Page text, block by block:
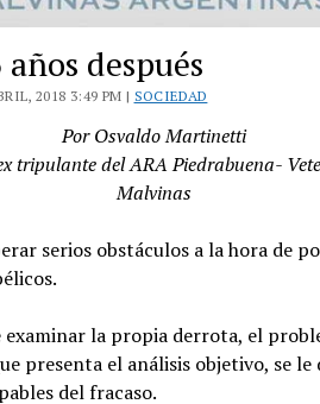
después
2018 3:49 PM | SOCIEDAD
Por Osvaldo Martinetti
tripulante del ARA Piedrabuena-
Malvinas
serios obstáculos a la hora de
examinar la propia derrota, el
presenta el análisis objetivo, se le
del fracaso.